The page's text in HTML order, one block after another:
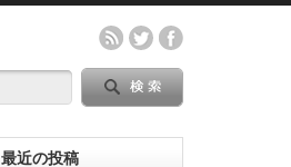
最近の投稿